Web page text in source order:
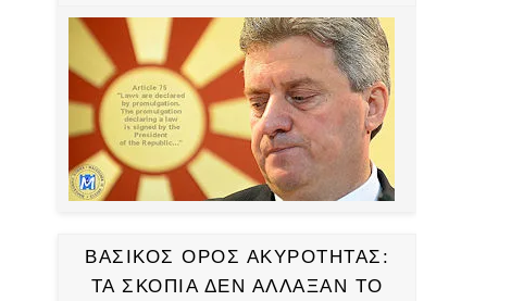
ΒΑΣΙΚΟΣ ΟΡΟΣ ΑΚΥΡΟΤΗΤΑΣ:
ΤΑ ΣΚΟΠΙΑ ΔΕΝ ΑΛΛΑΞΑΝ ΤΟ